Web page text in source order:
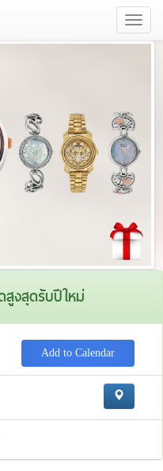
Toggle
งสุดรับปีใหม่
Add to Calendar